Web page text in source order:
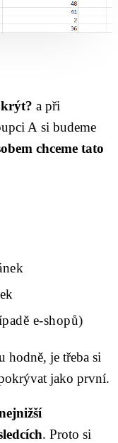
a při
A si budeme
chceme tato
e-shopů)
hodně, je třeba si
jako první.
. Proto si